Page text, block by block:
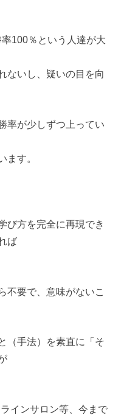
100％という人達が大
ないし、疑いの目を向
率が少しずつ上ってい
ます。
び方を完全に再現でき
ば
不要で、意味がないこ
（手法）を素直に「そ
インサロン等、今まで